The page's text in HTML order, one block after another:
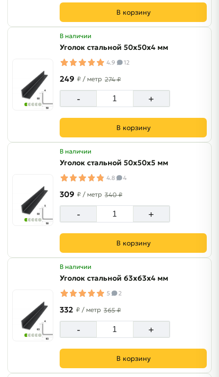
В корзину
В наличии
Уголок стальной 50х50х4 мм
4.9 12
249 ₽ / метр 274 ₽
- +
В корзину
В наличии
Уголок стальной 50х50х5 мм
4.8 4
309 ₽ / метр 340 ₽
- +
В корзину
В наличии
Уголок стальной 63х63х4 мм
5 2
332 ₽ / метр 365 ₽
- +
В корзину